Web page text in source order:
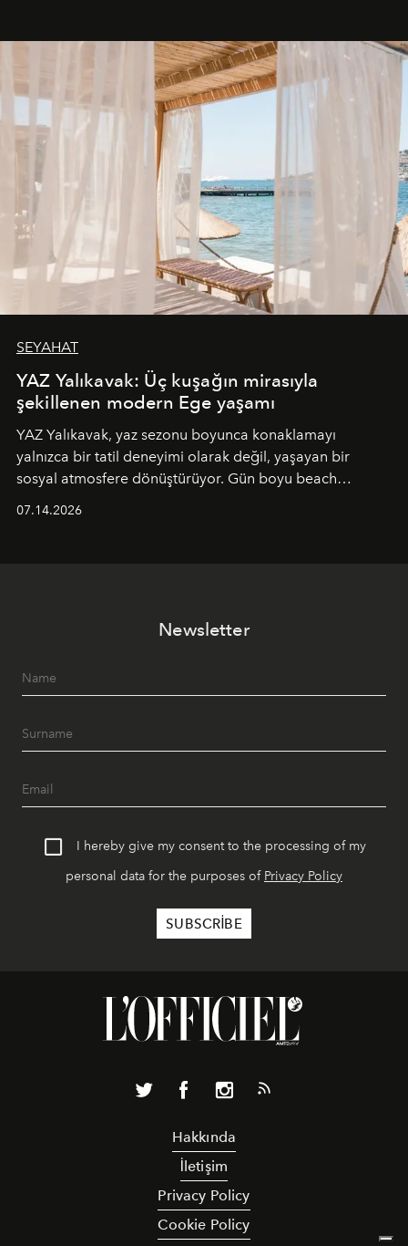
SEYAHAT
YAZ Yalıkavak: Üç kuşağın mirasıyla
şekillenen modern Ege yaşamı
YAZ Yalıkavak, yaz sezonu boyunca konaklamayı
yalnızca bir tatil deneyimi olarak değil, yaşayan bir
sosyal atmosfere dönüştürüyor. Gün boyu beach
geceye taşıyarak her hafta farklı bir deneyim sunuyor.
07.14.2026
Newsletter
I hereby give my consent to the processing of my
personal data for the purposes of Privacy Policy
Hakkında
İletişim
Privacy Policy
Cookie Policy